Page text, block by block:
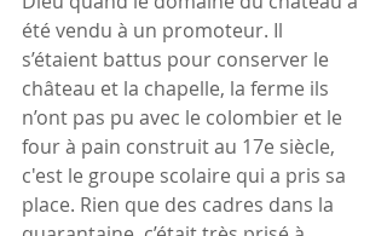
été vendu à un promoteur. Il
s’étaient battus pour conserver le
château et la chapelle, la ferme ils
n’ont pas pu avec le colombier et le
four à pain construit au 17e siècle,
c'est le groupe scolaire qui a pris sa
place. Rien que des cadres dans la